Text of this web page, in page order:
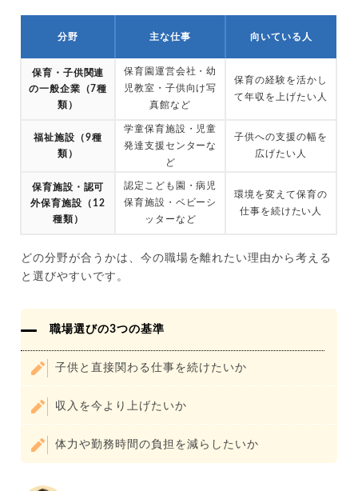
分野 主な仕事 向いている人
保育・子供関連
の一般企業（7種
類）
保育園運営会社・幼
児教室・子供向け写
真館など
保育の経験を活かし
て年収を上げたい人
福祉施設（9種
類）
学童保育施設・児童
発達支援センターな
ど
子供への支援の幅を
広げたい人
保育施設・認可
外保育施設（12
種類）
認定こども園・病児
保育施設・ベビーシ
ッターなど
環境を変えて保育の
仕事を続けたい人
どの分野が合うかは、今の職場を離れたい理由から考える
と選びやすいです。
職場選びの3つの基準
子供と直接関わる仕事を続けたいか
収入を今より上げたいか
体力や勤務時間の負担を減らしたいか